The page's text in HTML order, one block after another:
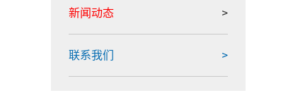
新闻动态
联系我们